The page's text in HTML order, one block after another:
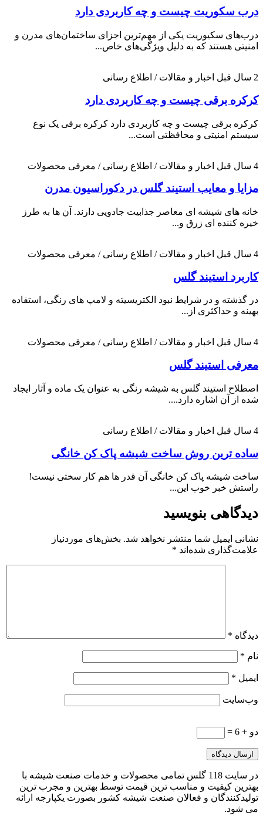
درب سکوریت چیست و چه کاربردی دارد
درب‌های سکیوریت یکی از مهم‌ترین اجزای ساختمان‌های مدرن و
امنیتی هستند که به دلیل ویژگی‌های خاص...
2 سال قبل اخبار و مقالات / اطلاع رسانی
کرکره برقی چیست و چه کاربردی دارد
کرکره برقی چیست و چه کاربردی دارد کرکره برقی یک نوع
سیستم امنیتی و محافظتی است...
4 سال قبل اخبار و مقالات / اطلاع رسانی / معرفی محصولات
مزایا و معایب استیند گلس در دکوراسیون مدرن
خانه های شیشه ای معاصر جذابیت جادویی دارند. آن ها به طرز
خیره کننده ای زرق و...
4 سال قبل اخبار و مقالات / اطلاع رسانی / معرفی محصولات
کاربرد استیند گلس
در گذشته و در شرایط نبود الکتریسیته و لامپ های رنگی، استفاده
بهینه و حداکثری از...
4 سال قبل اخبار و مقالات / اطلاع رسانی / معرفی محصولات
معرفی استیند گلس
اصطلاح استیند گلس به شیشه رنگی به عنوان یک ماده و آثار ایجاد
شده از آن اشاره دارد....
4 سال قبل اخبار و مقالات / اطلاع رسانی
ساده ترین روش ساخت شیشه پاک کن خانگی
ساخت شیشه پاک کن خانگی آن قدر ها هم کار سختی نیست!
راستش خبر خوب این...
دیدگاهی بنویسید
نشانی ایمیل شما منتشر نخواهد شد. بخش‌های موردنیاز
علامت‌گذاری شده‌اند *
دیدگاه *
نام *
ایمیل *
وب‌سایت
دو + 6 =
در سایت 118 گلس تمامی محصولات و خدمات صنعت شیشه با
بهترین کیفیت و مناسب ترین قیمت توسط بهترین و مجرب ترین
تولیدکنندگان و فعالان صنعت شیشه کشور بصورت یکپارجه ارائه
می شود.